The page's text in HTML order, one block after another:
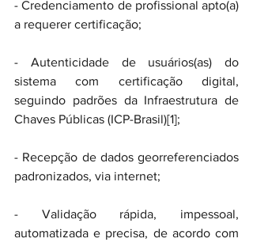
- Credenciamento de profissional apto(a)
a requerer certificação;
- Autenticidade de usuários(as) do
sistema com certificação digital,
seguindo padrões da Infraestrutura de
Chaves Públicas (ICP-Brasil)[1];
- Recepção de dados georreferenciados
padronizados, via internet;
- Validação rápida, impessoal,
automatizada e precisa, de acordo com